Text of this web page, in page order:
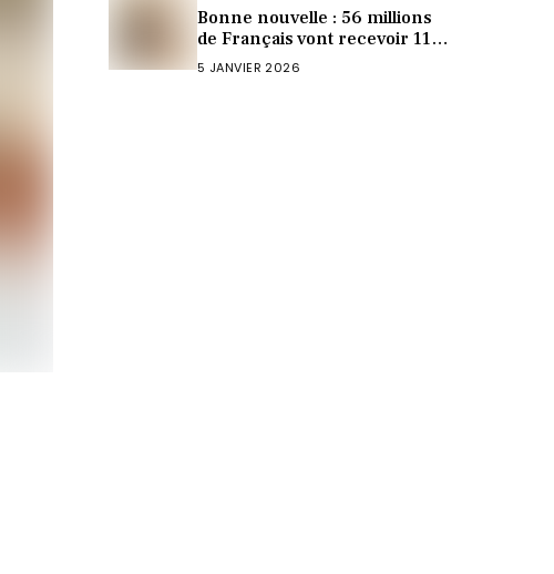
Bonne nouvelle : 56 millions
de Français vont recevoir 119€
sur leur compte (voici
5 JANVIER 2026